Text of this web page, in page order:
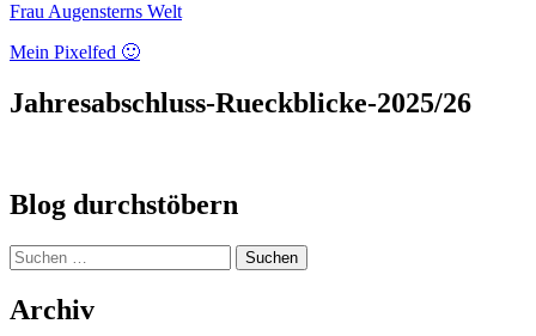
Frau Augensterns Welt
Mein Pixelfed 🙂
Jahresabschluss-Rueckblicke-2025/26
Blog durchstöbern
Suchen
nach:
Archiv